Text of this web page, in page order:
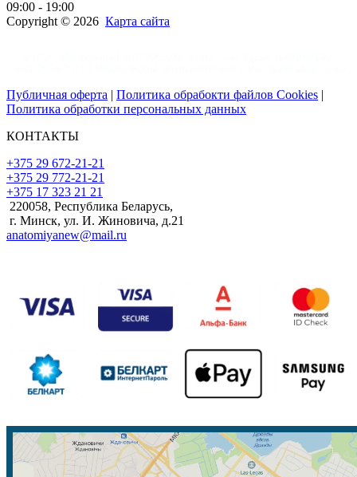
09:00 - 19:00
Copyright © 2026 Карта сайта
Публичная оферта | Политика обрабокти файлов Cookies |
Политика обработки персональных данных
КОНТАКТЫ
+375 29 672-21-21
+375 29 772-21-21
+375 17 323 21 21
220058, Республика Беларусь,
г. Минск, ул. И. Жиновича, д.21
anatomiyanew@mail.ru